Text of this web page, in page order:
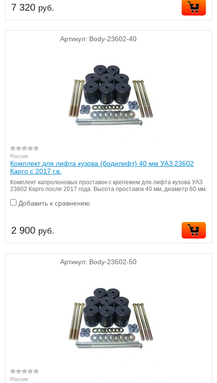
7 320 руб.
Артикул: Body-23602-40
Россия
Комплект для лифта кузова (бодилифт) 40 мм УАЗ 23602
Карго с 2017 г.в.
Комплект капролоновых проставок с крепежем для лифта кузова УАЗ
23602 Карго после 2017 года. Высота проставок 40 мм, диаметр 60 мм.
Добавить к сравнению
2 900 руб.
Артикул: Body-23602-50
Россия